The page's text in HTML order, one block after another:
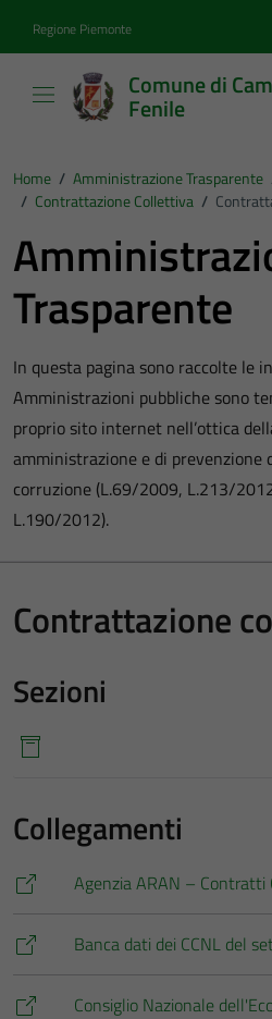
Regione Piemonte
Comune di
Fenile
Home / Amministrazione Trasparente
/ Contrattazione Collettiva /
Trasparente
In questa pagina sono raccolte le
Amministrazioni pubbliche sono
proprio sito internet nell’ottica
amministrazione e di prevenzione
corruzione (L.69/2009, L.213/
L.190/2012).
Contrattazione
Sezioni
Collegamenti
Agenzia ARAN –
Banca dati dei CCNL del
Consiglio Nazionale